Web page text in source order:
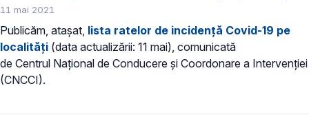
11 mai 2021
Publicăm, atașat, lista ratelor de incidență Covid-19 pe
localități (data actualizării: 11 mai), comunicată
de Centrul Național de Conducere și Coordonare a Intervenției
(CNCCI).